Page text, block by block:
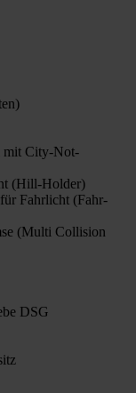
mit City-Not­
(Hill-Hol­der)
für Fahr­licht (Fahr­
(Mul­ti Col­li­si­on
DSG